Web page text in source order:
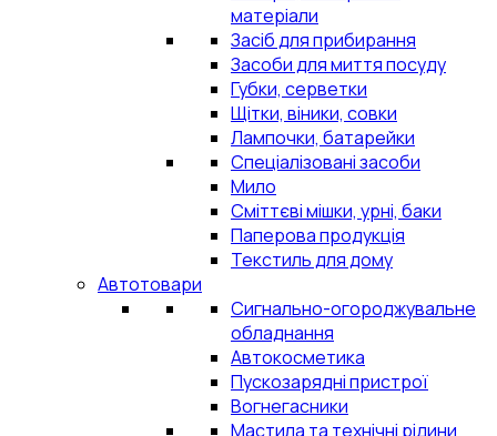
матеріали
Засіб для прибирання
Засоби для миття посуду
Губки, серветки
Щітки, віники, совки
Лампочки, батарейки
Спеціалізовані засоби
Мило
Сміттєві мішки, урні, баки
Паперова продукція
Текстиль для дому
Автотовари
Сигнально-огороджувальне
обладнання
Автокосметика
Пускозарядні пристрої
Вогнегасники
Мастила та технічні рідини